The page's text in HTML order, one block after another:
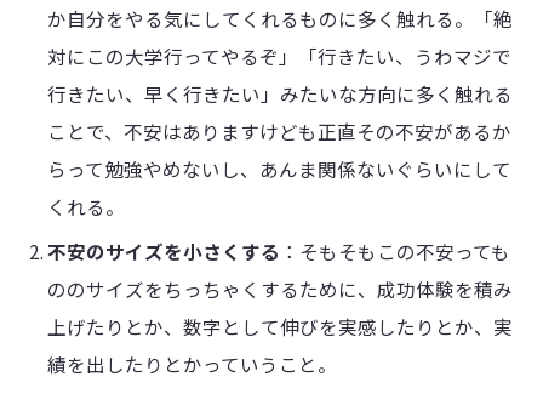
か自分をやる気にしてくれるものに多く触れる。「絶
対にこの大学行ってやるぞ」「行きたい、うわマジで
行きたい、早く行きたい」みたいな方向に多く触れる
ことで、不安はありますけども正直その不安があるか
らって勉強やめないし、あんま関係ないぐらいにして
くれる。
不安のサイズを小さくする ：そもそもこの不安っても
ののサイズをちっちゃくするために、成功体験を積み
上げたりとか、数字として伸びを実感したりとか、実
績を出したりとかっていうこと。